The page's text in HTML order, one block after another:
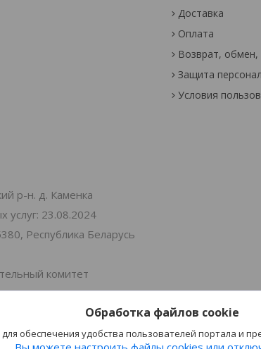
Доставка
Оплата
Возврат,
Защита
Условия
р-н. д. Каменка
услуг: 23.08.2024
Республика Беларусь
комитет
Витебская 30
Обработка файлов cookie
обеспечения удобства пользователей портала и